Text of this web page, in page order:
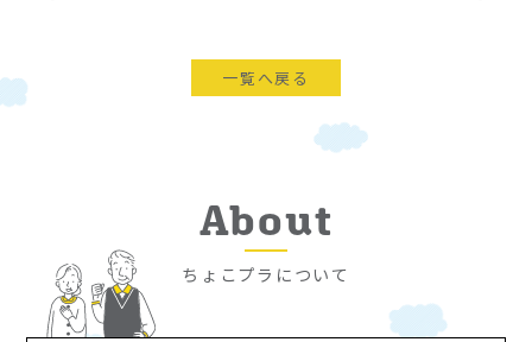
一覧へ戻る
About
ちょこプラについて